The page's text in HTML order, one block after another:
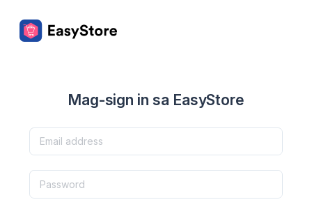
Mag-sign in sa EasyStore